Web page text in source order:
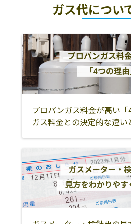
島尻郡八重瀬
浦添市
中頭郡読谷村
中頭郡北谷町
中頭郡北中城
中頭郡西原町
名護市
国頭郡国頭村
国頭郡大宜味
国頭郡今帰仁村
国頭郡本部町
国頭郡宜野座村
国頭郡金武町
宮古島市
国頭郡伊江村
島尻郡座間味村
島尻郡粟国村
島尻郡南大東村
島尻郡北大東
ガス代につい
プロパンガス料金が高い
ガス料金との決定的な違い